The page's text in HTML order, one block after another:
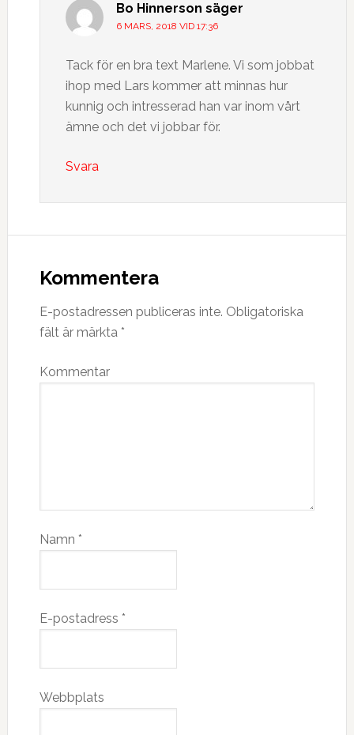
Bo Hinnerson säger
6 MARS, 2018 VID 17:36
Tack för en bra text Marlene. Vi som jobbat
ihop med Lars kommer att minnas hur
kunnig och intresserad han var inom vårt
ämne och det vi jobbar för.
Svara
Kommentera
E-postadressen publiceras inte. Obligatoriska
fält är märkta *
Kommentar
Namn *
E-postadress *
Webbplats